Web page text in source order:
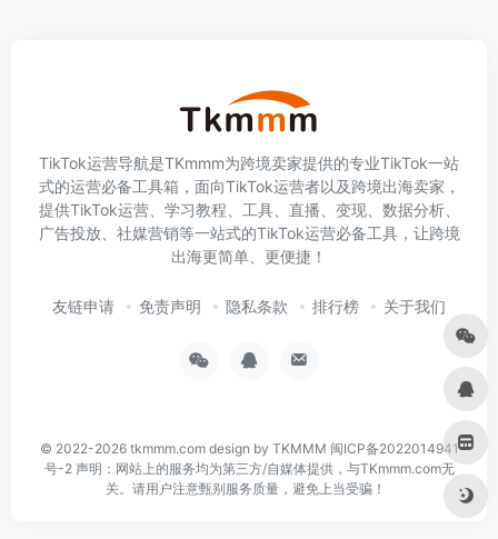
TikTok运营导航是TKmmm为跨境卖家提供的专业TikTok一站
式的运营必备工具箱，面向TikTok运营者以及跨境出海卖家，
提供TikTok运营、学习教程、工具、直播、变现、数据分析、
广告投放、社媒营销等一站式的TikTok运营必备工具，让跨境
出海更简单、更便捷！
友链申请 免责声明 隐私条款 排行榜 关于我们
© 2022-2026 tkmmm.comdesign by TKMMM 闽ICP备2022014941
号-2声明：网站上的服务均为第三方/自媒体提供，与TKmmm.com无
关。请用户注意甄别服务质量，避免上当受骗！